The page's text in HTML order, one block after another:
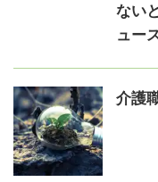
ない
ュー
介護